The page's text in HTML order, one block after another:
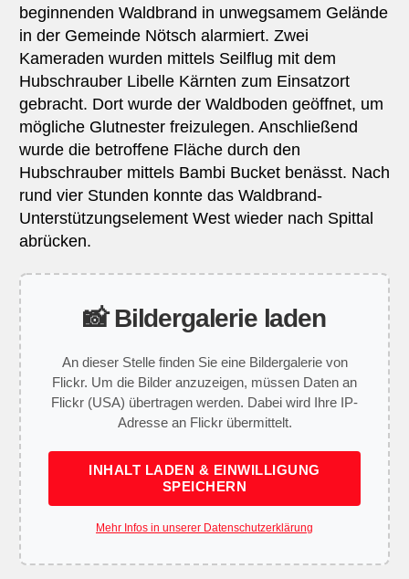
beginnenden Waldbrand in unwegsamem Gelände
in der Gemeinde Nötsch alarmiert. Zwei
Kameraden wurden mittels Seilflug mit dem
Hubschrauber Libelle Kärnten zum Einsatzort
gebracht. Dort wurde der Waldboden geöffnet, um
mögliche Glutnester freizulegen. Anschließend
wurde die betroffene Fläche durch den
Hubschrauber mittels Bambi Bucket benässt. Nach
rund vier Stunden konnte das Waldbrand-
Unterstützungselement West wieder nach Spittal
abrücken.
📸 Bildergalerie laden
An dieser Stelle finden Sie eine Bildergalerie von
Flickr. Um die Bilder anzuzeigen, müssen Daten an
Flickr (USA) übertragen werden. Dabei wird Ihre IP-
Adresse an Flickr übermittelt.
INHALT LADEN & EINWILLIGUNG
SPEICHERN
Mehr Infos in unserer Datenschutzerklärung